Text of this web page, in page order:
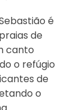
é
de
canto
o refúgio
de
o